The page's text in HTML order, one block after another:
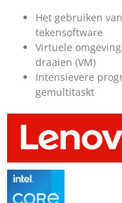
Het gebruiken
tekensoftware
Virtuele
draaien (VM)
Intensievere
gemultitaskt